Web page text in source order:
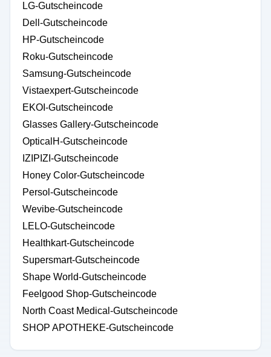
LG-Gutscheincode
Dell-Gutscheincode
HP-Gutscheincode
Roku-Gutscheincode
Samsung-Gutscheincode
Vistaexpert-Gutscheincode
EKOI-Gutscheincode
Glasses Gallery-Gutscheincode
OpticalH-Gutscheincode
IZIPIZI-Gutscheincode
Honey Color-Gutscheincode
Persol-Gutscheincode
Wevibe-Gutscheincode
LELO-Gutscheincode
Healthkart-Gutscheincode
Supersmart-Gutscheincode
Shape World-Gutscheincode
Feelgood Shop-Gutscheincode
North Coast Medical-Gutscheincode
SHOP APOTHEKE-Gutscheincode